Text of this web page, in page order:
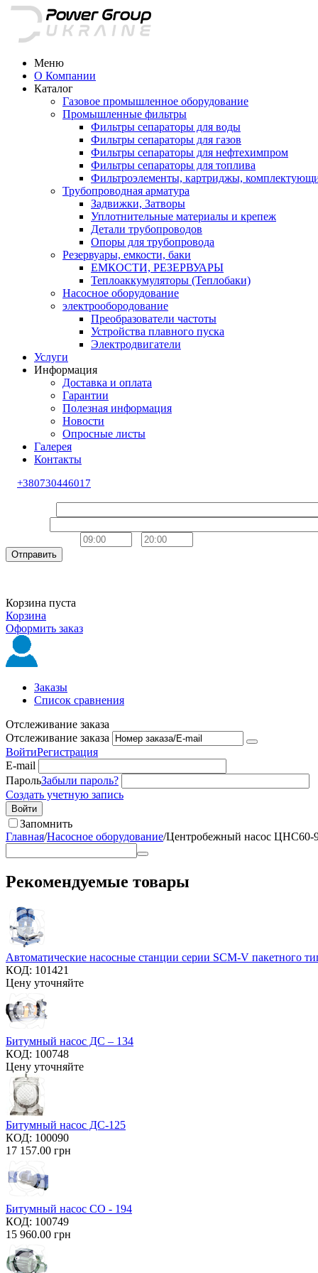
Меню
О Компании
Каталог
Газовое промышленное оборудование
Промышленные фильтры
Фильтры сепараторы для воды
Фильтры сепараторы для газов
Фильтры сепараторы для нефтехимпром
Фильтры сепараторы для топлива
Фильтроэлементы, картриджы,
Трубопроводная арматура
Задвижки, Затворы
Уплотнительные материалы и крепеж
Детали трубопроводов
Опоры для трубопровода
Резервуары, емкости, баки
ЕМКОСТИ, РЕЗЕРВУАРЫ
Теплоаккумуляторы (Теплобаки)
Насосное оборудование
электрообородование
Преобразователи частоты
Устройства плавного пуска
Электродвигатели
Услуги
Информация
Доставка и оплата
Гарантии
Полезная информация
Новости
Опросные листы
Галерея
Контакты
+380730446017
Отправить
Корзина пуста
Корзина
Оформить заказ
Заказы
Список сравнения
Отслеживание заказа
Отслеживание заказа
ВойтиРегистрация
E-mail
ПарольЗабыли пароль?
Создать учетную запись
Войти
Запомнить
Главная/Насосное оборудование/Центробежный насос ЦНС60-
Рекомендуемые товары
Автоматические насосные станции серии SCM-V пакетного
КОД: 101421
Цену уточняйте
Битумный насос ДС – 134
КОД: 100748
Цену уточняйте
Битумный насос ДС-125
КОД: 100090
17 157.00 грн
Битумный насос СО - 194
КОД: 100749
15 960.00 грн